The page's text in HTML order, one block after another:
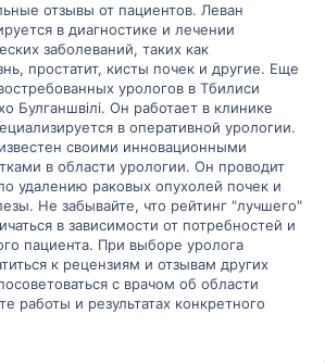
отзывы от пациентов. Леван
в диагностике и лечении
заболеваний, таких как
простатит, кисты почек и другие. Еще
урологов в Тбилиси
Булганшвілі. Он работает в клинике
в оперативной урологии.
своими инновационными
в области урологии. Он проводит
удалению раковых опухолей почек и
Не забывайте, что рейтинг "лучшего"
в зависимости от потребностей и
пациента. При выборе уролога
к рецензиям и отзывам других
с врачом об области
работы и результатах конкретного